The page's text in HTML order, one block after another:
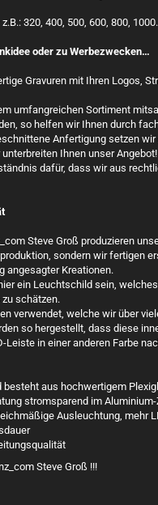
320, 400, 500, 600, 800, 1000.
oder zu Werbezwecken…
Gravuren mit Ihren Logos,
umfangreichen Sortiment
so helfen wir Ihnen durch
Anfertigung setzen
unterbreiten Ihnen unser Angebot!
dafür, dass wir aus
Steve Groß produzieren
sondern wir fertigen
angesagter Kreationen.
ein Leuchtschild sein,
schätzen.
verwendet, welche wir über
so hergestellt, dass diese
Leiste in einer anderen Farbe
besteht aus hochwertigem
stromsparend im Aluminium-
Ausleuchtung, mehr
Steve Groß !!!